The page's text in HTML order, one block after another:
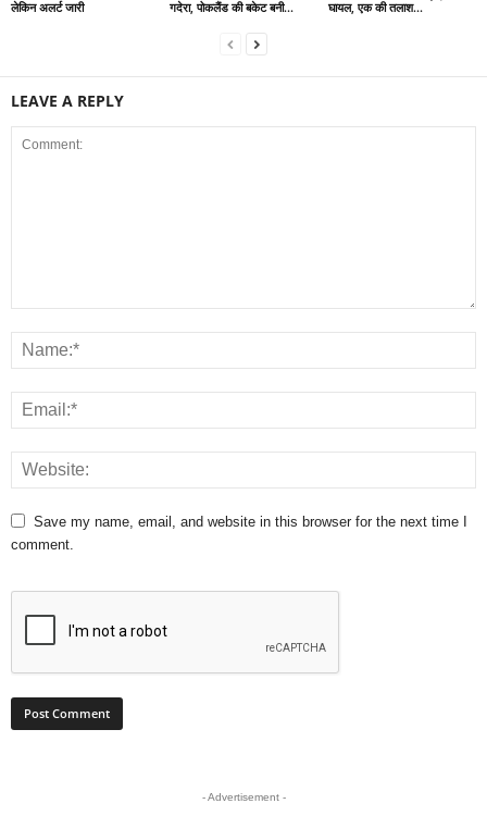
लेकिन अलर्ट जारी
गदेरा, पोकलैंड की बकेट बनी...
घायल, एक की तलाश...
LEAVE A REPLY
Save my name, email, and website in this browser for the next time I
comment.
- Advertisement -